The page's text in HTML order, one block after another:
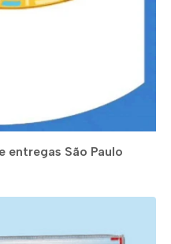
entregas São Paulo